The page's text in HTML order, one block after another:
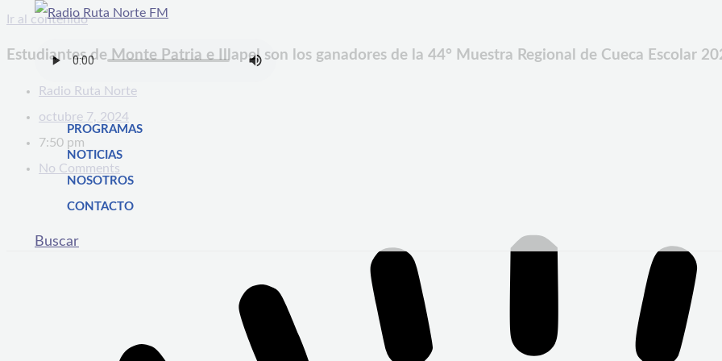
Ir al contenido
PROGRAMAS
NOTICIAS
NOSOTROS
CONTACTO
Buscar
Estudiantes de Monte Patria e Illapel son los ganadores de la 44° Muestra Regional de Cueca Escolar
Radio Ruta Norte
octubre 7, 2024
7:50 pm
No Comments